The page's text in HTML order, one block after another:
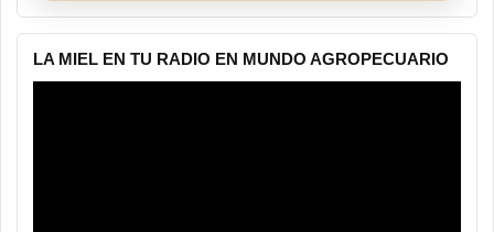
LA MIEL EN TU RADIO EN MUNDO AGROPECUARIO